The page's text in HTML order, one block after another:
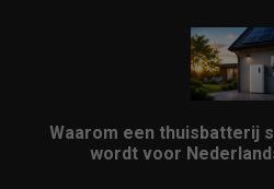
Waarom een thuisbatterij
wordt voor